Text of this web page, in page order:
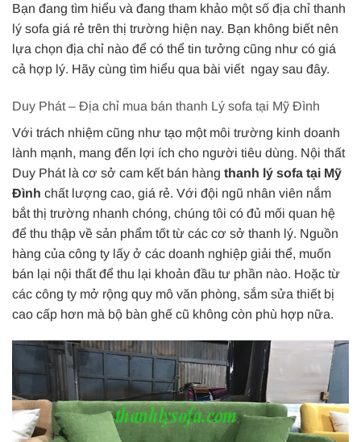
Bạn đang tìm hiểu và đang tham khảo một số địa chỉ thanh
lý sofa giá rẻ trên thị trường hiện nay. Bạn không biết nên
lựa chọn địa chỉ nào để có thể tin tưởng cũng như có giá
cả hợp lý. Hãy cùng tìm hiểu qua bài viết ngay sau đây.
Duy Phát – Địa chỉ mua bán thanh Lý sofa tại Mỹ Đình
Với trách nhiệm cũng như tạo một môi trường kinh doanh
lành mạnh, mang đến lợi ích cho người tiêu dùng. Nội thất
Duy Phát là cơ sở cam kết bán hàng thanh lý sofa tại Mỹ
Đình chất lượng cao, giá rẻ. Với đội ngũ nhân viên nắm
bắt thị trường nhanh chóng, chúng tôi có đủ mối quan hệ
để thu thập về sản phẩm tốt từ các cơ sở thanh lý. Nguồn
hàng của công ty lấy ở các doanh nghiệp giải thể, muốn
bán lại nội thất để thu lại khoản đầu tư phần nào. Hoặc từ
các công ty mở rộng quy mô văn phòng, sắm sửa thiết bị
cao cấp hơn mà bộ bàn ghế cũ không còn phù hợp nữa.